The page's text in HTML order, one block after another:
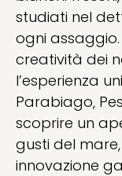
studiati nel
ogni
creatività dei
l’esperienza
Parabiago,
scoprire un
gusti del
innovazione